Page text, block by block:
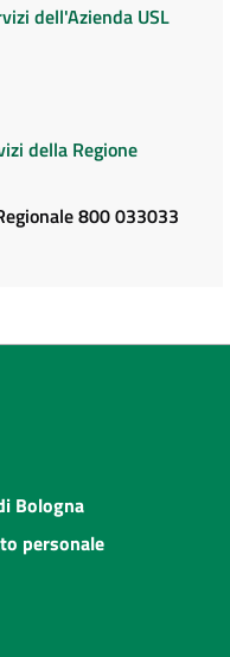
dell'Azienda USL
della Regione
800 033033
Bologna
personale